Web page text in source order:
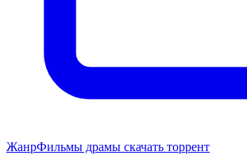
ЖанрФильмы драмы скачать торрент